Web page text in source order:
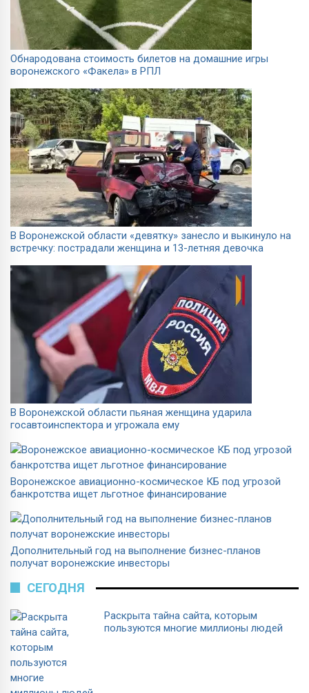
Обнародована стоимость билетов на домашние игры
воронежского «Факела» в РПЛ
В Воронежской области «девятку» занесло и выкинуло на
встречку: пострадали женщина и 13-летняя девочка
В Воронежской области пьяная женщина ударила
госавтоинспектора и угрожала ему
Воронежское авиационно-космическое КБ под угрозой
банкротства ищет льготное финансирование
Дополнительный год на выполнение бизнес-планов
получат воронежские инвесторы
СЕГОДНЯ
Раскрыта тайна сайта, которым
пользуются многие миллионы людей